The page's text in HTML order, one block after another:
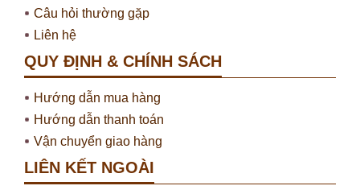
Câu hỏi thường gặp
Liên hệ
QUY ĐỊNH & CHÍNH SÁCH
Hướng dẫn mua hàng
Hướng dẫn thanh toán
Vận chuyển giao hàng
LIÊN KẾT NGOÀI